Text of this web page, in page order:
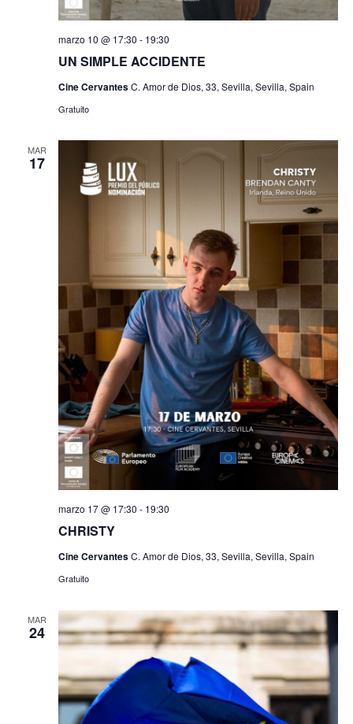
UN SIMPLE ACCIDENTE
marzo 10 @ 17:30 - 19:30
Cine CervantesC. Amor de Dios, 33, Sevilla, Sevilla, Spain
Gratuito
MAR
17
CHRISTY
marzo 17 @ 17:30 - 19:30
Cine CervantesC. Amor de Dios, 33, Sevilla, Sevilla, Spain
Gratuito
MAR
24